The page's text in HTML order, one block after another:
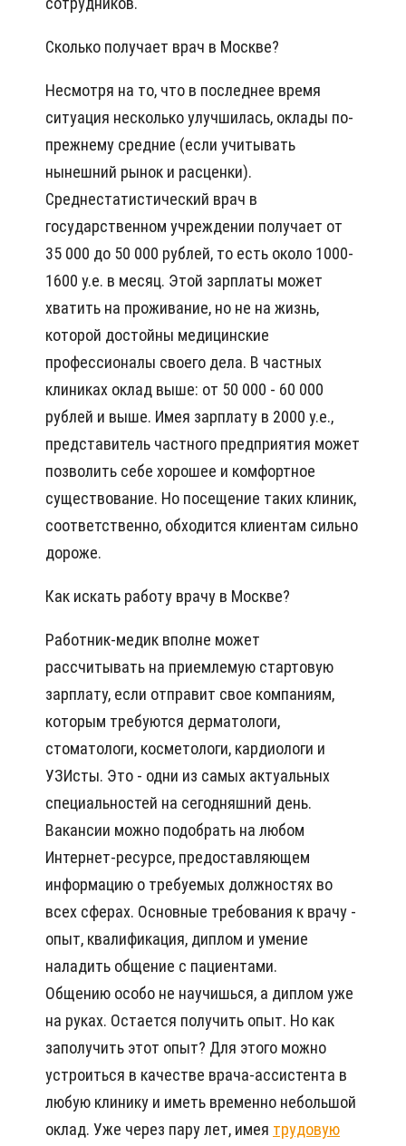
Сколько получает врач в Москве?
Несмотря на то, что в последнее время
ситуация несколько улучшилась, оклады по-
прежнему средние (если учитывать
нынешний рынок и расценки).
Среднестатистический врач в
государственном учреждении получает от
35 000 до 50 000 рублей, то есть около 1000-
1600 у.е. в месяц. Этой зарплаты может
хватить на проживание, но не на жизнь,
которой достойны медицинские
профессионалы своего дела. В частных
клиниках оклад выше: от 50 000 - 60 000
рублей и выше. Имея зарплату в 2000 у.е.,
представитель частного предприятия может
позволить себе хорошее и комфортное
существование. Но посещение таких клиник,
соответственно, обходится клиентам сильно
дороже.
Как искать работу врачу в Москве?
Работник-медик вполне может
рассчитывать на приемлемую стартовую
зарплату, если отправит свое компаниям,
которым требуются дерматологи,
стоматологи, косметологи, кардиологи и
УЗИсты. Это - одни из самых актуальных
специальностей на сегодняшний день.
Вакансии можно подобрать на любом
Интернет-ресурсе, предоставляющем
информацию о требуемых должностях во
всех сферах. Основные требования к врачу -
опыт, квалификация, диплом и умение
наладить общение с пациентами.
Общению особо не научишься, а диплом уже
на руках. Остается получить опыт. Но как
заполучить этот опыт? Для этого можно
устроиться в качестве врача-ассистента в
любую клинику и иметь временно небольшой
оклад. Уже через пару лет, имея трудовую